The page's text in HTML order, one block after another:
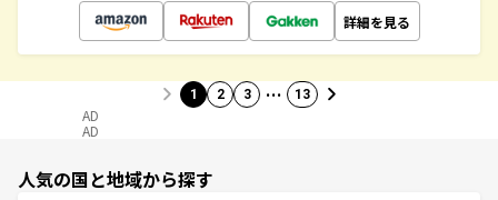
詳細を見る
1 2 3 … 13
AD
AD
人気の国と地域から探す